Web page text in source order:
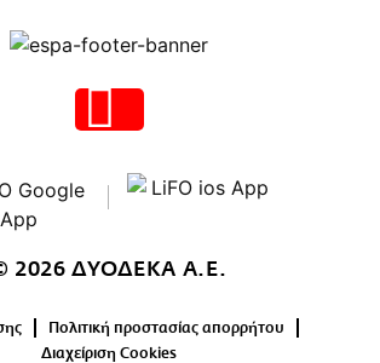
2026 ΔΥΟΔΕΚΑ Α.Ε.
Πολιτική προστασίας απορρήτου
Διαχείριση Cookies